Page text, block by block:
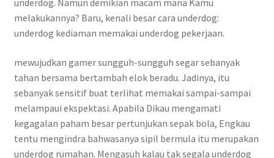
underdog. Namun demikian macam mana Kamu
melakukannya? Baru, kenali besar cara underdog:
underdog kediaman memakai underdog pekerjaan.
mewujudkan gamer sungguh-sungguh segar sebanyak
tahan bersama bertambah elok beradu. Jadinya, itu
sebanyak sensitif buat terlihat memakai sampai-sampai
melampaui ekspektasi. Apabila Dikau mengamati
kegagalan paham besar pertunjukan sepak bola, Engkau
tentu mengindra bahwasanya sipil bermula itu merupakan
underdog rumahan. Mengasuh kalau tak segala underdog